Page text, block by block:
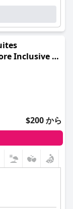
Inclusive -
$200 から